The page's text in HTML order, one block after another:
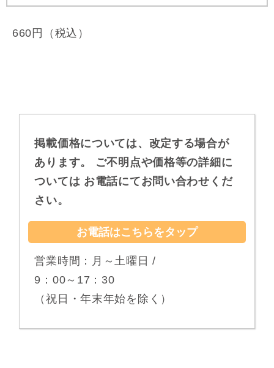
660円（税込）
掲載価格については、改定する場合が
あります。
ご不明点や価格等の詳細に
ついては お電話にてお問い合わせくだ
さい。
お電話はこちらをタップ
営業時間：月～土曜日 /
9：00～17：30
（祝日・年末年始を除く）